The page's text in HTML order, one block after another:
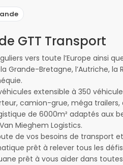
GTT Transport
vers toute l’Europe ainsi
Grande-Bretagne, l’Autriche, la
extensible à 350
camion-grue, méga
de 6000m² adaptés aux
Mieghem Logistics.
de vos besoins de transport
prêt à relever tous les
prêt à vous aider dans